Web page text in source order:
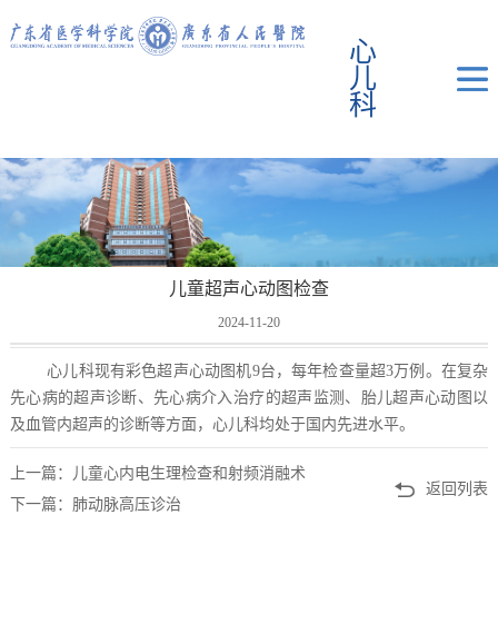
心
儿
科
儿童超声心动图检查
2024-11-20
心儿科现有彩色超声心动图机9台，每年检查量超3万例。在复杂
先心病的超声诊断、先心病介入治疗的超声监测、胎儿超声心动图以
及血管内超声的诊断等方面，心儿科均处于国内先进水平。
返回列表
上一篇：儿童心内电生理检查和射频消融术
下一篇：肺动脉高压诊治